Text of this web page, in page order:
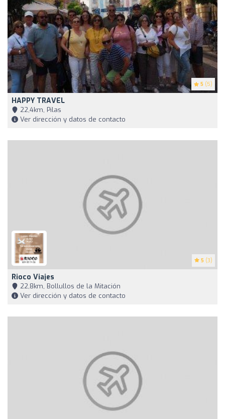
5 (5)
HAPPY TRAVEL
22,4km, Pilas
Ver dirección y datos de contacto
5 (3)
Rioco Viajes
22,8km, Bollullos de la Mitación
Ver dirección y datos de contacto